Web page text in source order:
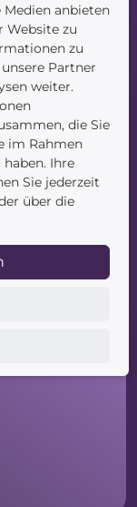
Medien anbieten
Website zu
zu
Partner
weiter.
die Sie
im Rahmen
Ihre
Sie jederzeit
über die